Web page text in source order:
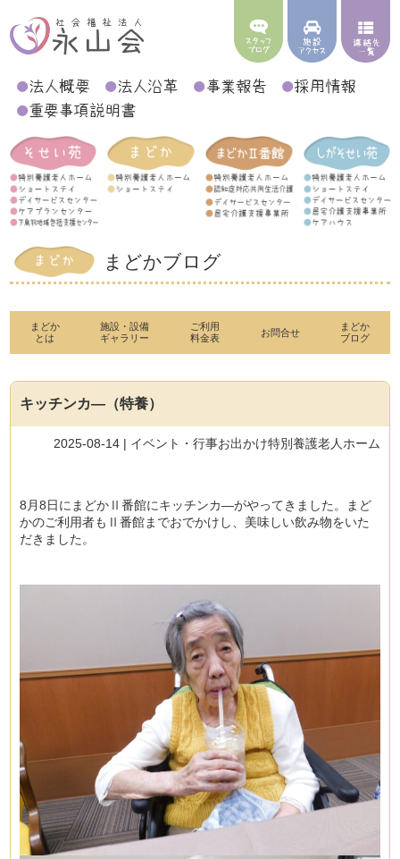
まどかブログ
まどか
とは
施設・設備
ギャラリー
ご利用
料金表
お問合せ
まどか
ブログ
キッチンカ―（特養）
2025-08-14 | イベント・行事お出かけ特別養護老人ホーム
8月8日にまどかⅡ番館にキッチンカ―がやってきました。まど
かのご利用者もⅡ番館までおでかけし、美味しい飲み物をいた
だきました。